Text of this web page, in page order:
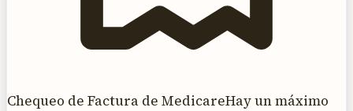
Chequeo de Factura de MedicareHay un máximo